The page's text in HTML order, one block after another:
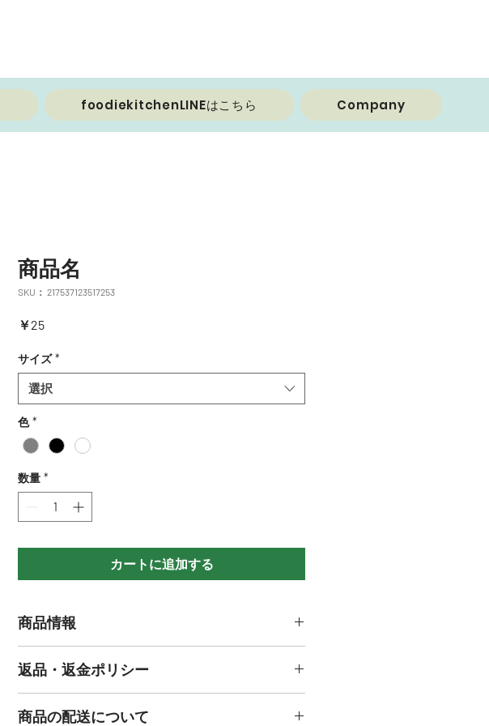
foodiekitchenLINEはこちら Company
商品名
SKU： 217537123517253
￥25価
サイズ *
選択
色 *
数量 *
カートに追加する
商品情報
明に加え、商品の特徴やおすすめのポイントなどを説明
返品・返金ポリシー
だけなかった場合の返品・返金ポリシーと手順を説明し
商品の配送について